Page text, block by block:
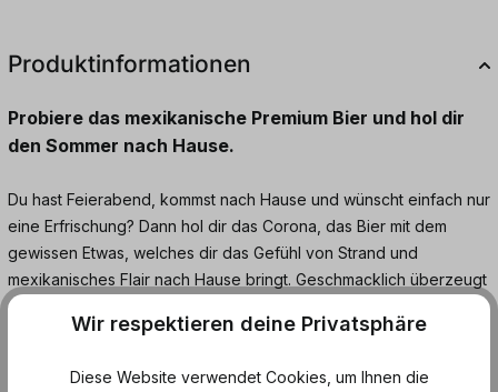
Produktinformationen
Probiere das mexikanische Premium Bier und hol dir
den Sommer nach Hause.
Du hast Feierabend, kommst nach Hause und wünscht einfach nur
eine Erfrischung? Dann hol dir das Corona, das Bier mit dem
gewissen Etwas, welches dir das Gefühl von Strand und
mexikanisches Flair nach Hause bringt. Geschmacklich überzeugt
das Bier mit der malzig-süßlichen Würze mit frischen Zitrusnoten.
Die Farbe ist intensiv gold-gelb und im Einschank macht sich die
Wir respektieren deine Privatsphäre
Diese Website verwendet Cookies, um Ihnen die